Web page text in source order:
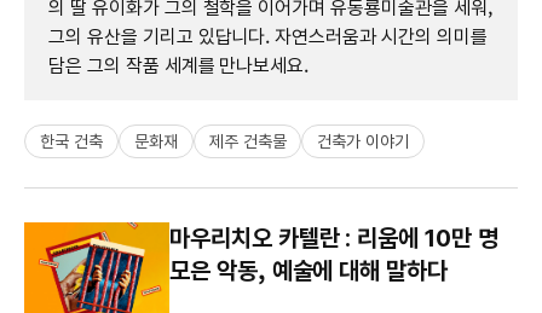
의 딸 유이화가 그의 철학을 이어가며 유동룡미술관을 세워,
그의 유산을 기리고 있답니다. 자연스러움과 시간의 의미를
담은 그의 작품 세계를 만나보세요.
한국 건축 문화재 제주 건축물 건축가 이야기
마우리치오 카텔란 : 리움에 10만 명
모은 악동, 예술에 대해 말하다